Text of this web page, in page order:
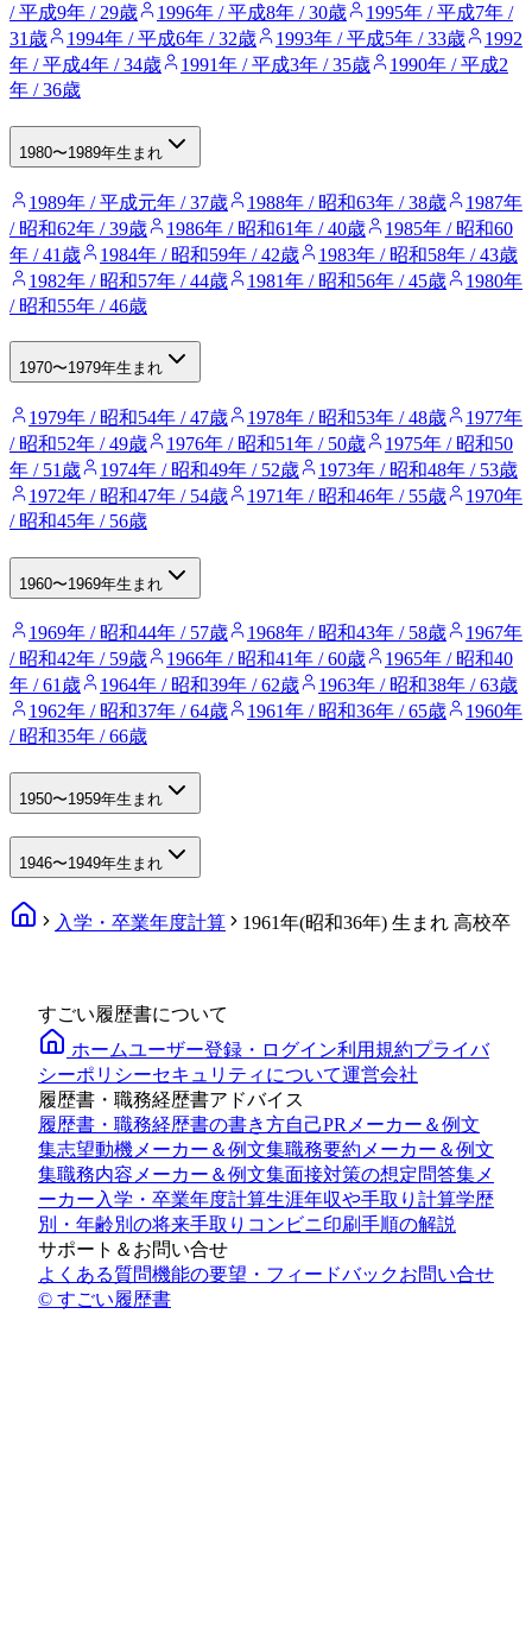
/ 平成9年 / 29歳
1996年 / 平成8年 / 30歳
1995年 / 平成7年 /
31歳
1994年 / 平成6年 / 32歳 1993年 / 平成5年 / 33歳
1992
年 / 平成4年 / 34歳
1991年 / 平成3年 / 35歳
1990年 / 平成2
年 / 36歳
1980〜1989年生まれ
1989年 / 平成元年 / 37歳 1988年 / 昭和63年 / 38歳
1987年
/ 昭和62年 / 39歳
1986年 / 昭和61年 / 40歳
1985年 / 昭和60
年 / 41歳
1984年 / 昭和59年 / 42歳
1983年 / 昭和58年 / 43歳
1982年 / 昭和57年 / 44歳
1981年 / 昭和56年 / 45歳
1980年
/ 昭和55年 / 46歳
1970〜1979年生まれ
1979年 / 昭和54年 / 47歳 1978年 / 昭和53年 / 48歳
1977年
/ 昭和52年 / 49歳
1976年 / 昭和51年 / 50歳
1975年 / 昭和50
年 / 51歳
1974年 / 昭和49年 / 52歳
1973年 / 昭和48年 / 53歳
1972年 / 昭和47年 / 54歳
1971年 / 昭和46年 / 55歳
1970年
/ 昭和45年 / 56歳
1960〜1969年生まれ
1969年 / 昭和44年 / 57歳 1968年 / 昭和43年 / 58歳
1967年
/ 昭和42年 / 59歳
1966年 / 昭和41年 / 60歳
1965年 / 昭和40
年 / 61歳
1964年 / 昭和39年 / 62歳
1963年 / 昭和38年 / 63歳
1962年 / 昭和37年 / 64歳
1961年 / 昭和36年 / 65歳
1960年
/ 昭和35年 / 66歳
1950〜1959年生まれ
1946〜1949年生まれ
入学・卒業年度計算 1961年(昭和36年) 生まれ 高校卒
すごい履歴書について
ホームユーザー登録・ログイン利用規約プライバ
シーポリシーセキュリティについて運営会社
履歴書・職務経歴書アドバイス
履歴書・職務経歴書の書き方自己PRメーカー＆例文
集志望動機メーカー＆例文集職務要約メーカー＆例文
集職務内容メーカー＆例文集面接対策の想定問答集メ
ーカー 入学・卒業年度計算生涯年収や手取り計算学歴
別・年齢別の将来手取り コンビニ印刷手順の解説
サポート＆お問い合せ
よくある質問機能の要望・フィードバックお問い合せ
© すごい履歴書